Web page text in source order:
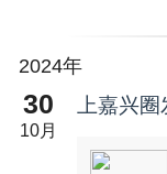
2024年
30
10月
上嘉兴